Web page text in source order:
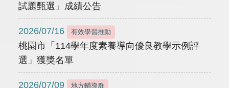
試題甄選」成績公告
2026/07/16 有效學習推動
桃園市「114學年度素養導向優良教學示例評
選」獲獎名單
2026/07/09 地方輔導群